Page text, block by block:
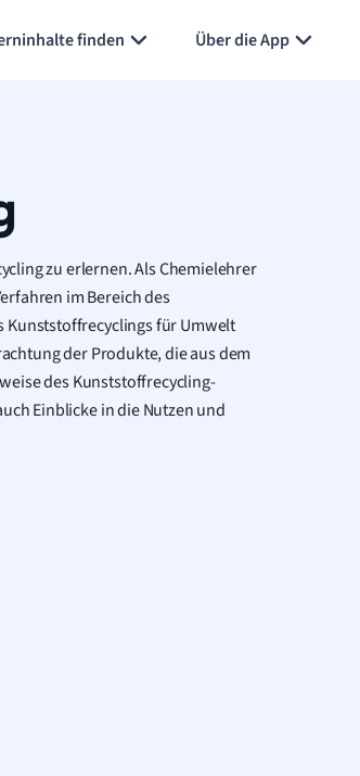
finden Über die App
zu erlernen. Als Chemielehrer
im Bereich des
Kunststoffrecyclings für Umwelt
der Produkte, die aus dem
des Kunststoffrecycling-
Einblicke in die Nutzen und